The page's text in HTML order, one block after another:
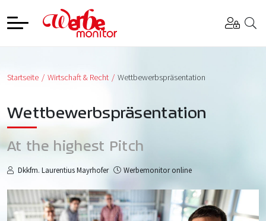
Startseite Wirtschaft & Recht Wettbewerbspräsentation
Wettbewerbspräsentation
At the highest Pitch
Dkkfm. Laurentius Mayrhofer Werbemonitor online